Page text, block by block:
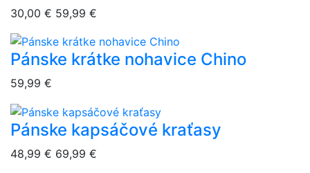
30,00 € 59,99 €
overlay bg
Pánske krátke nohavice Chino
59,99 €
overlay bg
Pánske kapsáčové kraťasy
48,99 € 69,99 €